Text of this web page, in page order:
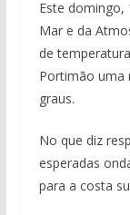
Este
Mar e da
de
Portimão uma
graus.
No que diz
esperadas
para a costa